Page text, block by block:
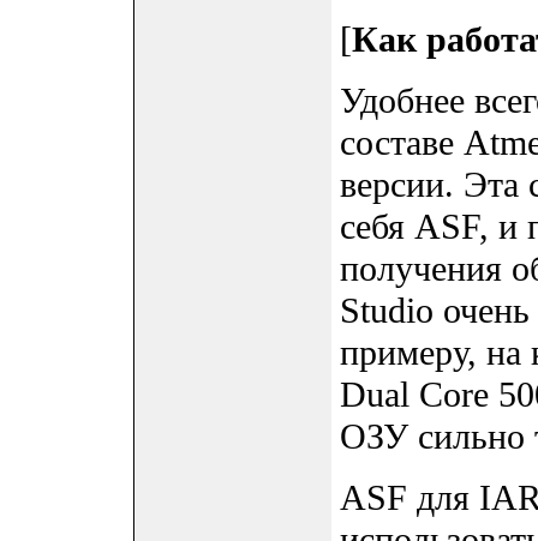
[Как
Удобнее
составе
версии. Эта
себя ASF, и
получения
Studio
примеру,
Dual Core
ОЗУ сильно
ASF для